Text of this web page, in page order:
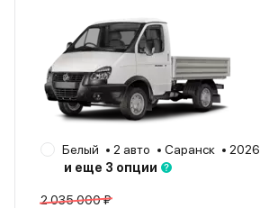
Белый 2 авто Саранск
2026
и еще 3 опции
2 035 000 ₽